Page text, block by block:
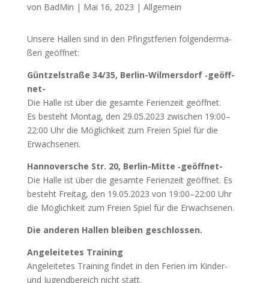
von BadMin | Mai 16, 2023 | Allgemein
Unse­re Hal­len sind in den Pfingst­fe­ri­en fol­gen­der­ma­
ßen geöffnet:
Günt­zel­stra­ße 34/35, Ber­lin-Wil­mers­dorf ‑geöff­
net-
Die Hal­le ist über die gesam­te Feri­en­zeit geöff­net.
Es besteht Mon­tag, den 29.05.2023 zwi­schen 19:00–
22:00 Uhr die Mög­lich­keit zum Frei­en Spiel für die
Erwachsenen.
Han­no­ver­sche Str. 20, Ber­lin-Mit­te ‑geöff­net-
Die Hal­le ist über die gesam­te Feri­en­zeit geöff­net. Es
besteht Frei­tag, den 19.05.2023 von 19:00–22:00 Uhr
die Mög­lich­keit zum Frei­en Spiel für die Erwachsenen.
Die ande­ren Hal­len blei­ben geschlossen.
Ange­lei­te­tes Trai­ning
Ange­lei­te­tes Trai­ning fin­det in den Feri­en im Kin­der-
und Jugend­be­reich nicht statt.